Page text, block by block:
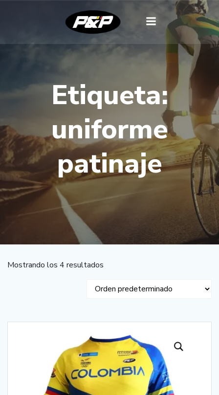
Etiqueta:
uniforme
patinaje
Mostrando los 4 resultados